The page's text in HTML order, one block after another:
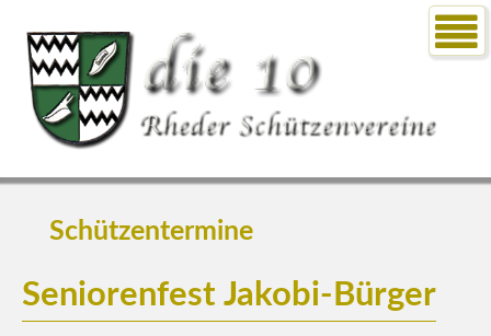
Schützentermine
Seniorenfest Jakobi-Bürger